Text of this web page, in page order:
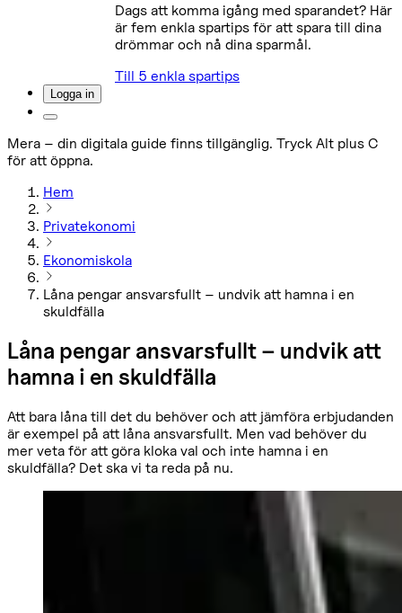
Dags att komma igång med sparandet? Här
är fem enkla spartips för att spara till dina
drömmar och nå dina sparmål.
Till 5 enkla spartips
Logga in
Mera – din digitala guide finns tillgänglig. Tryck Alt plus C
för att öppna.
Hem
Privatekonomi
Ekonomiskola
Låna pengar ansvarsfullt – undvik att hamna i en
skuldfälla
Låna pengar ansvarsfullt – undvik att
hamna i en skuldfälla
Att bara låna till det du behöver och att jämföra erbjudanden
är exempel på att låna ansvarsfullt. Men vad behöver du
mer veta för att göra kloka val och inte hamna i en
skuldfälla? Det ska vi ta reda på nu.